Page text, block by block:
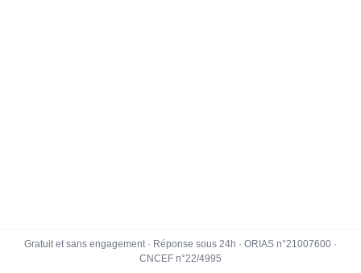
Gratuit et sans engagement · Réponse sous 24h · ORIAS n°21007600 ·
CNCEF n°22/4995